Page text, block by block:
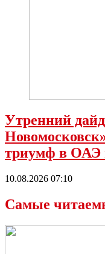
Утренний
триумф в ОАЭ
10.08.2026 07:10
Самые